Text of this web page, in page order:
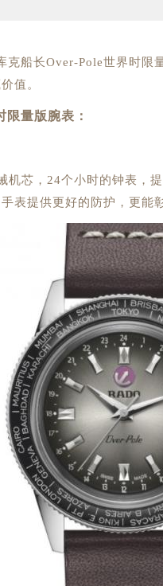
克船长Over-Pole世界时
值。
量版腕表：
机芯，24个小时的钟表，
表提供更好的防护，更能